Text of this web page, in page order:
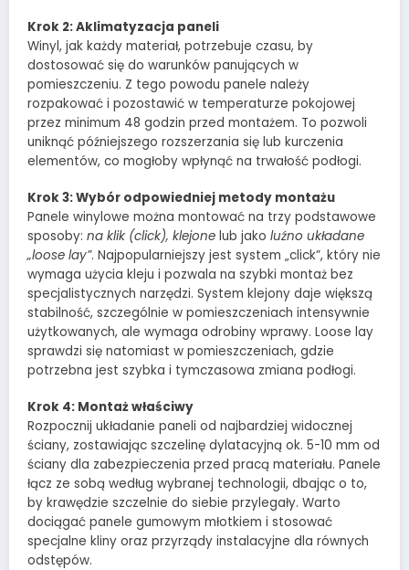
Krok 2: Aklimatyzacja paneli
Winyl, jak każdy materiał, potrzebuje czasu, by
dostosować się do warunków panujących w
pomieszczeniu. Z tego powodu panele należy
rozpakować i pozostawić w temperaturze pokojowej
przez minimum 48 godzin przed montażem. To pozwoli
uniknąć późniejszego rozszerzania się lub kurczenia
elementów, co mogłoby wpłynąć na trwałość podłogi.
Krok 3: Wybór odpowiedniej metody montażu
Panele winylowe można montować na trzy podstawowe
sposoby: na klik (click), klejone lub jako luźno układane
„loose lay”. Najpopularniejszy jest system „click”, który nie
wymaga użycia kleju i pozwala na szybki montaż bez
specjalistycznych narzędzi. System klejony daje większą
stabilność, szczególnie w pomieszczeniach intensywnie
użytkowanych, ale wymaga odrobiny wprawy. Loose lay
sprawdzi się natomiast w pomieszczeniach, gdzie
potrzebna jest szybka i tymczasowa zmiana podłogi.
Krok 4: Montaż właściwy
Rozpocznij układanie paneli od najbardziej widocznej
ściany, zostawiając szczelinę dylatacyjną ok. 5-10 mm od
ściany dla zabezpieczenia przed pracą materiału. Panele
łącz ze sobą według wybranej technologii, dbając o to,
by krawędzie szczelnie do siebie przylegały. Warto
dociągać panele gumowym młotkiem i stosować
specjalne kliny oraz przyrządy instalacyjne dla równych
odstępów.